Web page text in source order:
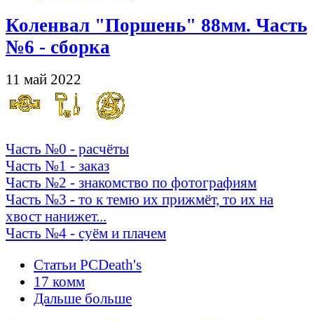
Коленвал "Поршень" 88мм. Часть
№6 - сборка
11 май 2022
Часть №0 - расчёты
Часть №1 - заказ
Часть №2 - знакомство по фотографиям
Часть №3 - то к темю их прижмёт, то их на
хвост нанижет...
Часть №4 - суём и плачем
Статьи PCDeath's
17 комм
Дальше больше